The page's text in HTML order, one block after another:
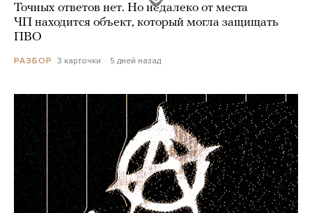
Точных ответов нет. Но недалеко от места
ЧП находится объект, который могла защищать
ПВО
РАЗБОР 3 карточки 5 дней назад